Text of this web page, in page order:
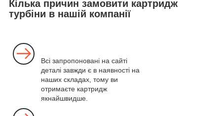
Кілька причин замовити картридж
турбіни в нашій компанії
Всі запропоновані на сайті
деталі завжди є в наявності на
наших складах, тому ви
отримаєте картридж
якнайшвидше.